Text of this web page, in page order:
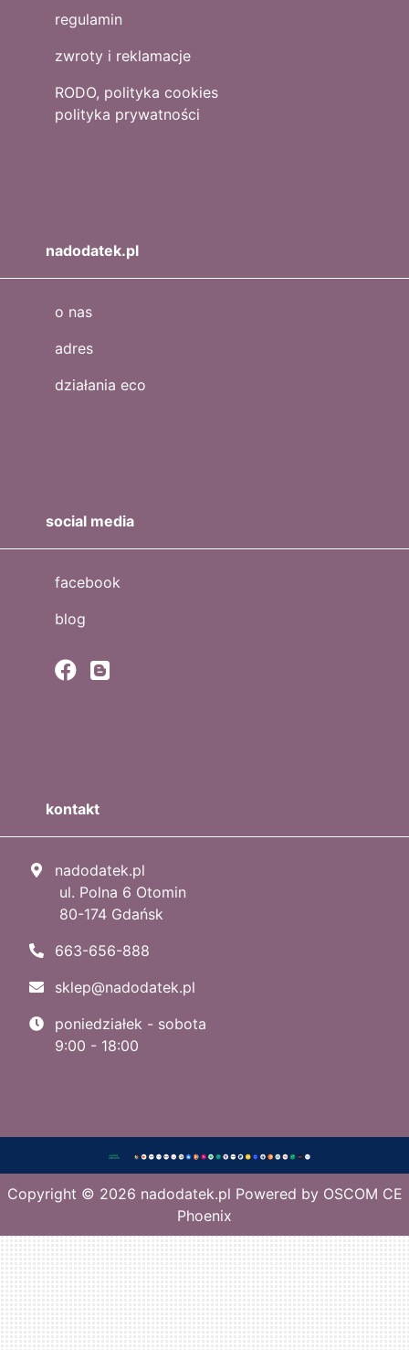
regulamin
zwroty i reklamacje
RODO, polityka cookies
polityka prywatności
nadodatek.pl
o nas
adres
działania eco
social media
facebook
blog
kontakt
nadodatek.pl
ul. Polna 6 Otomin
80-174 Gdańsk
663-656-888
sklep@nadodatek.pl
poniedziałek - sobota
9:00 - 18:00
Copyright © 2026 nadodatek.pl Powered by OSCOM CE
Phoenix